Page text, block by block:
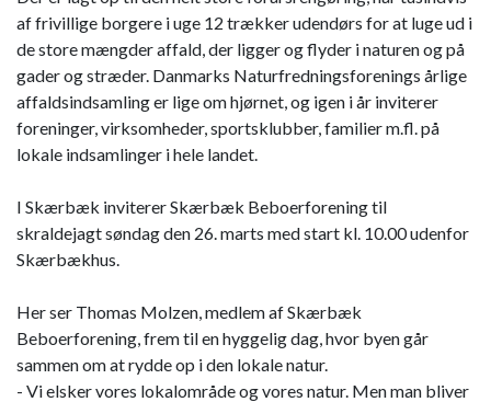
af frivillige borgere i uge 12 trækker udendørs for at luge ud i
de store mængder affald, der ligger og flyder i naturen og på
gader og stræder. Danmarks Naturfredningsforenings årlige
affaldsindsamling er lige om hjørnet, og igen i år inviterer
foreninger, virksomheder, sportsklubber, familier m.fl. på
lokale indsamlinger i hele landet.
I Skærbæk inviterer Skærbæk Beboerforening til
skraldejagt søndag den 26. marts med start kl. 10.00 udenfor
Skærbækhus.
Her ser Thomas Molzen, medlem af Skærbæk
Beboerforening, frem til en hyggelig dag, hvor byen går
sammen om at rydde op i den lokale natur.
- Vi elsker vores lokalområde og vores natur. Men man bliver